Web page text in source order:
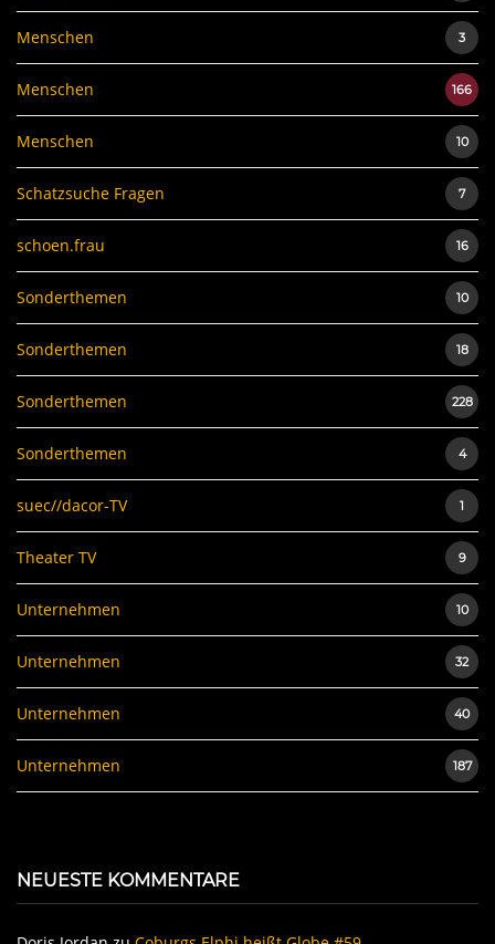
Menschen 3
Menschen 166
Menschen 10
Schatzsuche Fragen 7
schoen.frau 16
Sonderthemen 10
Sonderthemen 18
Sonderthemen 228
Sonderthemen 4
suec//dacor-TV 1
Theater TV 9
Unternehmen 10
Unternehmen 32
Unternehmen 40
Unternehmen 187
NEUESTE KOMMENTARE